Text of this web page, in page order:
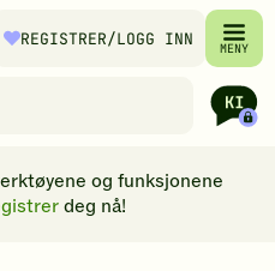
REGISTRER/LOGG INN MENY
og funksjonene
deg nå!